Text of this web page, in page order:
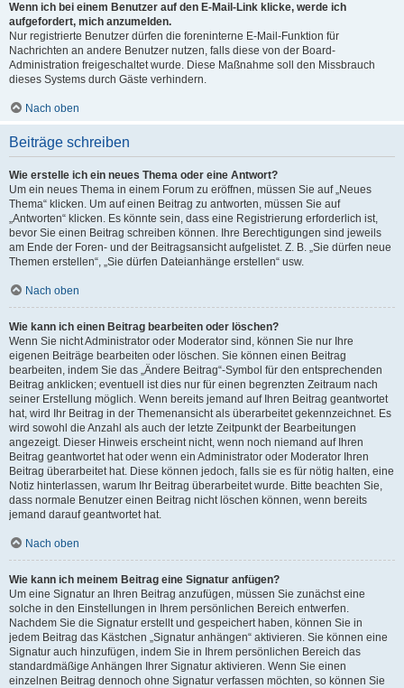
Wenn ich bei einem Benutzer auf den E-Mail-Link klicke, werde ich
aufgefordert, mich anzumelden.
Nur registrierte Benutzer dürfen die foreninterne E-Mail-Funktion für
Nachrichten an andere Benutzer nutzen, falls diese von der Board-
Administration freigeschaltet wurde. Diese Maßnahme soll den Missbrauch
dieses Systems durch Gäste verhindern.
Nach oben
Beiträge schreiben
Wie erstelle ich ein neues Thema oder eine Antwort?
Um ein neues Thema in einem Forum zu eröffnen, müssen Sie auf „Neues
Thema“ klicken. Um auf einen Beitrag zu antworten, müssen Sie auf
„Antworten“ klicken. Es könnte sein, dass eine Registrierung erforderlich ist,
bevor Sie einen Beitrag schreiben können. Ihre Berechtigungen sind jeweils
am Ende der Foren- und der Beitragsansicht aufgelistet. Z. B. „Sie dürfen neue
Themen erstellen“, „Sie dürfen Dateianhänge erstellen“ usw.
Nach oben
Wie kann ich einen Beitrag bearbeiten oder löschen?
Wenn Sie nicht Administrator oder Moderator sind, können Sie nur Ihre
eigenen Beiträge bearbeiten oder löschen. Sie können einen Beitrag
bearbeiten, indem Sie das „Ändere Beitrag“-Symbol für den entsprechenden
Beitrag anklicken; eventuell ist dies nur für einen begrenzten Zeitraum nach
seiner Erstellung möglich. Wenn bereits jemand auf Ihren Beitrag geantwortet
hat, wird Ihr Beitrag in der Themenansicht als überarbeitet gekennzeichnet. Es
wird sowohl die Anzahl als auch der letzte Zeitpunkt der Bearbeitungen
angezeigt. Dieser Hinweis erscheint nicht, wenn noch niemand auf Ihren
Beitrag geantwortet hat oder wenn ein Administrator oder Moderator Ihren
Beitrag überarbeitet hat. Diese können jedoch, falls sie es für nötig halten, eine
Notiz hinterlassen, warum Ihr Beitrag überarbeitet wurde. Bitte beachten Sie,
dass normale Benutzer einen Beitrag nicht löschen können, wenn bereits
jemand darauf geantwortet hat.
Nach oben
Wie kann ich meinem Beitrag eine Signatur anfügen?
Um eine Signatur an Ihren Beitrag anzufügen, müssen Sie zunächst eine
solche in den Einstellungen in Ihrem persönlichen Bereich entwerfen.
Nachdem Sie die Signatur erstellt und gespeichert haben, können Sie in
jedem Beitrag das Kästchen „Signatur anhängen“ aktivieren. Sie können eine
Signatur auch hinzufügen, indem Sie in Ihrem persönlichen Bereich das
standardmäßige Anhängen Ihrer Signatur aktivieren. Wenn Sie einen
einzelnen Beitrag dennoch ohne Signatur verfassen möchten, so können Sie